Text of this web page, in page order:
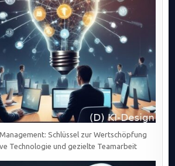
Schlüssel zur Wertschöpfung
Technologie und gezielte Teamarbeit